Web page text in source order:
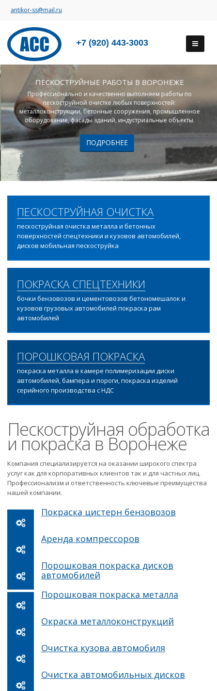
antikor-ss@mail.ru
+7 (920) 443-3003
ПЕСКОСТРУЙНЫЕ РАБОТЫ В ВОРОНЕЖЕ
Профессионально и качественно выполняем работы по
пескоструйной очистке любых поверхностей:
металлоконструкции, бетонные сооружения, промышленное
оборудование, фасады зданий, индустриальные объекты.
ПОДРОБНЕЕ
ПЕСКОСТРУЙНАЯ ОЧИСТКА
пескоструйная очистка металла и бетонных
поверхностей спецтехники и кузовов автомобилей,
дисков мобильная пескоструйка
ПОКРАСКА СПЕЦТЕХНИКИ
бочки бензовозов и цементовозов бетономешалок и
кузовов грузовых автомобилей покраска рам
автомобилей
ПОРОШКОВАЯ ПОКРАСКА
покраска металла в камере полимеризации диски
автомобилей, бампера и пороги, покраска изделий
серийного производства с НДС
Пескоструйная обработка
и покраска в Воронеже
Компания специализируется на оказании широкого спектра
услуг как для корпоративных клиентов так и для частных лиц.
Профессионализм и ответственность ключевые преимущества
нашей компании.
Покраска цистерн бензовозов
Аренда компрессоров
Порошковая покраска дисков
автомобилей
Порошковая покраска металла
Окраска металлоконструкций
Очистка кузова автомобиля
Очистка автомобильных дисков